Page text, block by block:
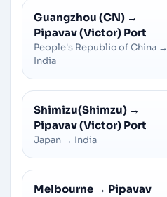
Guangzhou (CN) →
Pipavav (Victor) Port
People's Republic of China →
India
Shimizu(Shimzu) →
Pipavav (Victor) Port
Japan → India
Melbourne → Pipavav